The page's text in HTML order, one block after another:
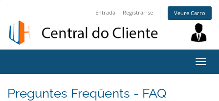
Entrada Registrar-se Veure Carro
la
Preguntes Freqüents - FAQ